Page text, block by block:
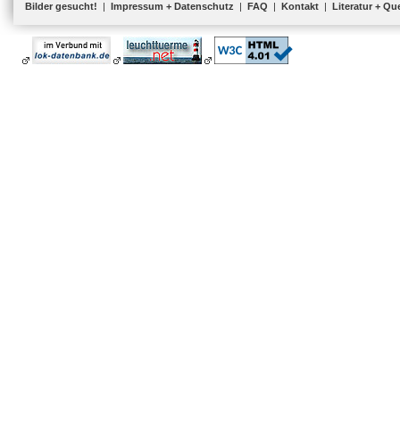
Bilder gesucht! | Impressum + Datenschutz | FAQ | Kontakt | Literatur +